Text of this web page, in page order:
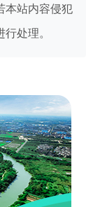
本站内容侵犯
处理。